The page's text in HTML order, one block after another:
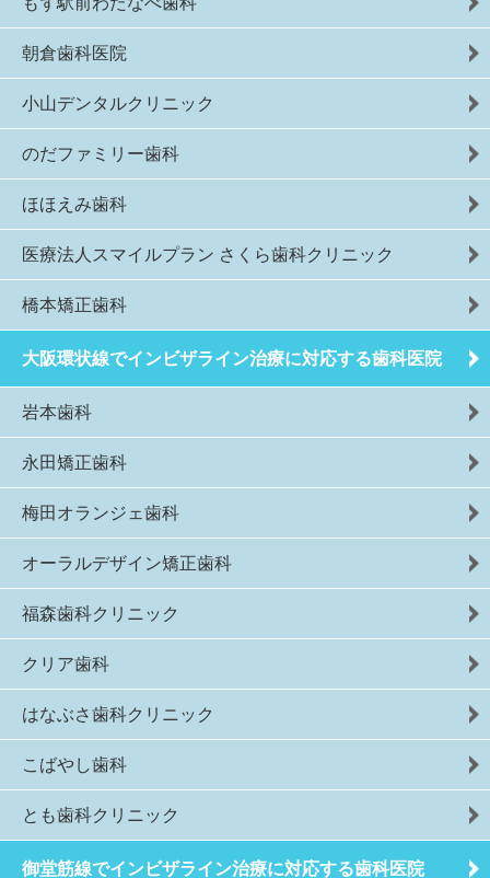
朝倉歯科医院
小山デンタルクリニック
のだファミリー歯科
ほほえみ歯科
医療法人スマイルプラン さくら歯科クリニック
橋本矯正歯科
大阪環状線でインビザライン治療に対応する歯科医院
岩本歯科
永田矯正歯科
梅田オランジェ歯科
オーラルデザイン矯正歯科
福森歯科クリニック
クリア歯科
はなぶさ歯科クリニック
こばやし歯科
とも歯科クリニック
御堂筋線でインビザライン治療に対応する歯科医院